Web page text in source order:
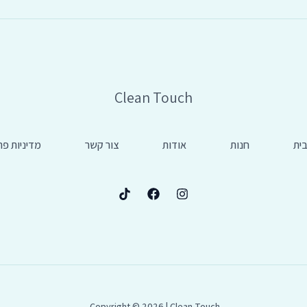
Clean Touch
חנות אודות צור קשר מדיניות